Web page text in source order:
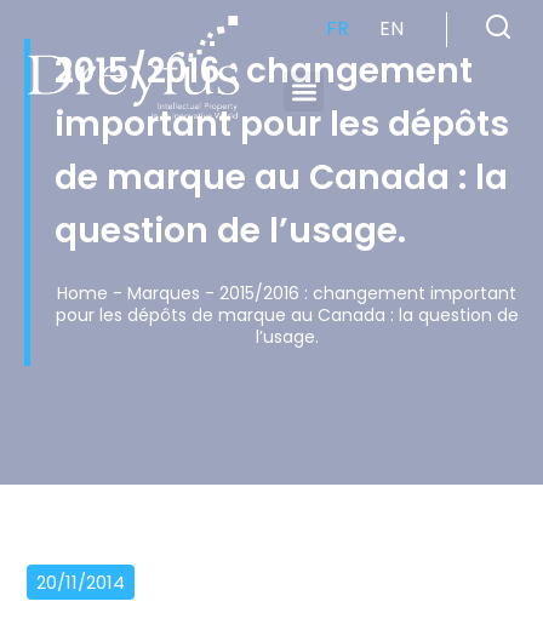
FR EN
2015/2016 : changement
important pour les dépôts
de marque au Canada : la
question de l’usage.
Home - Marques - 2015/2016 : changement important
pour les dépôts de marque au Canada : la question de
l’usage.
20/11/2014